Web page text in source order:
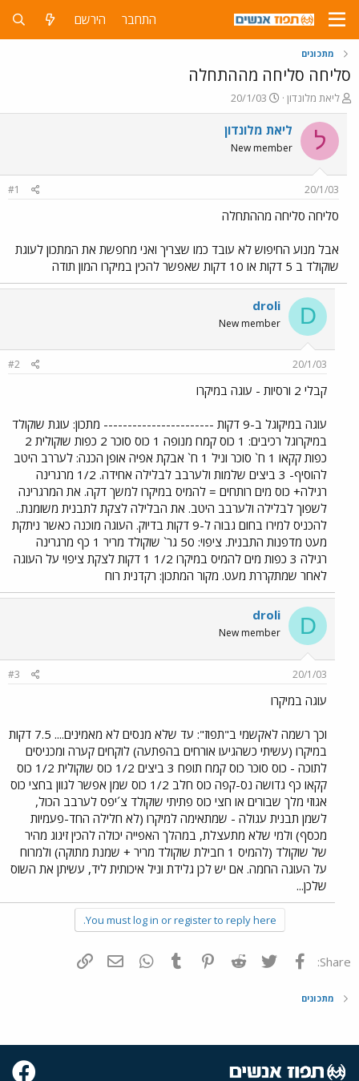
התחבר הירשם
מתכונים
סליחה סליחה מההתחלה
פ
ו
ת
ח
ה
ש
א
ליאת מלונדון
פ
ו
ר
ם
ר
20/1/03
ל ליאת מלונדון
New member
20/1/03
#1
סליחה סליחה מההתחלה
אבל מנוע החיפוש לא עובד כמו שצריך ואני מחפשת את המתכון לעוגת
שוקולד ב 5 דקות או 10 דקות שאפשר להכין במיקרו המון תודה
D
droli
New member
20/1/03
#2
קבלי 2 ורסיות - עוגה במיקרו
עוגה במיקוגל ב-9 דקות ----------------------- מתכון: עוגת שוקולד
במיקרוגל רכיבים: 1 כוס קמח מנופה 1 כוס סוכר 2 כפות שוקולית 2
כפות קקאו 1 ח` סוכר וניל 1 ח` אבקת אפיה אופן הכנה: לעררב היטב
להוסיף- 3 ביצים שלמות ולערבב לבלילה אחידה. 1/2 מרגרינה
רגילה+ כוס מים רותחים = להמיס במיקרו למשך דקה. את המרגרינה
לשפוך לבלילה ולערבב היטב. את הבלילה לצקת לתבנית משומנת..
להכניס למירו בחום גבוה ל-9 דקות בדיוק. העוגה מוכנה כאשר ניתקת
מעט מדפנות התבנית. ציפוי: 50 גר` שוקולד מריר 1 כף מרגרינה
רגילה 3 כפות מים להמיס במיקרו 1/2 1 דקות לצקת ציפוי על העוגה
לאחר שמתקררת מעט. מקור המתכון: רקדנית רוח
D
droli
New member
20/1/03
#3
עוגה במיקרו
וכך רשמה לאקשמי ב"תפוז": עד שלא מנסים לא מאמינים.... 7.5 דקות
במיקרו (עשיתי כשהגיעו אורחים בהפתעה) לוקחים קערה ומכניסים
לתוכה - כוס סוכר כוס קמח תופח 3 ביצים 1/2 כוס שוקולית 1/2 כוס
קקאו כף גדושה נס-קפה כוס חלב 1/2 כוס שמן אפשר לגוון בחצי כוס
אגוזי מלך שבורים או חצי כוס פתיתי שוקולד צ´יפס לערבב הכול,
לשמן תבנית עגולה - שמתאימה למיקרו (לא חלילה החד-פעמיות
מכסף) ולמי שלא מתעצלת, במהלך האפייה יכולה להכין זיגוג מהיר
של שוקולד (להמיס 1 חבילת שוקולד מריר + שמנת מתוקה) ולמרוח
על העוגה החמה. אם יש לכן גלידת וניל איכותית ליד, עשיתן את השוס
שלכן...
You must log in or register to reply here.
Share: פייסבוק Twitter
Reddit
Pinterest
Tumblr
WhatsAppדואר אלקטרוני
מתכונים